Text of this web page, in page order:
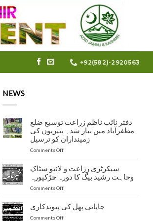
+92(582)-2920563
NEWS
دفتر نائب ناظم زراعت توسیع ضلع
مظفرآباد میں تیار شدہ پنیریوں کی
زمینداران کو ترسیل
Comments Offon
ناظم
زراعت
توسیع
مظفرآباد
سیکرٹری زراعت و لائیو سٹاک
وجاہت رشید بیگ کا دورہ چڑکپورہ
Comments Offon
زراعت
و
لائیو
جاپانی پھل کی پیوندکاری
Comments Offon